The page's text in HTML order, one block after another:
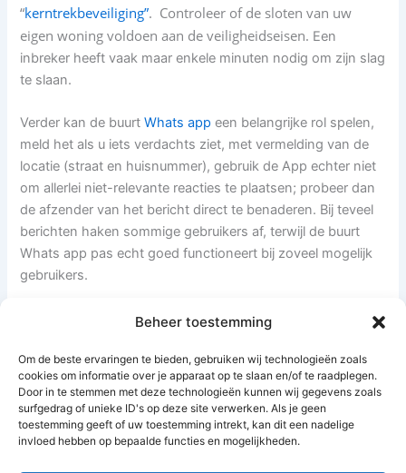
Beheer toestemming
Om de beste ervaringen te bieden, gebruiken wij technologieën zoals
cookies om informatie over je apparaat op te slaan en/of te raadplegen.
Door in te stemmen met deze technologieën kunnen wij gegevens zoals
surfgedrag of unieke ID's op deze site verwerken. Als je geen
toestemming geeft of uw toestemming intrekt, kan dit een nadelige
invloed hebben op bepaalde functies en mogelijkheden.
“kerntrekbeveiliging”. Controleer of de sloten van uw
eigen woning voldoen aan de veiligheidseisen. Een
inbreker heeft vaak maar enkele minuten nodig om zijn slag
te slaan.
Verder kan de buurtWhats app een belangrijke rol spelen,
meld het als u iets verdachts ziet, met vermelding van de
locatie (straat en huisnummer), gebruik de App echter niet
om allerlei niet-relevante reacties te plaatsen; probeer dan
de afzender van het bericht direct te benaderen. Bij teveel
berichten haken sommige gebruikers af, terwijl de buurt
Whats app pas echt goed functioneert bij zoveel mogelijk
gebruikers.
Wij wensen u een fijne, zonnige en veilige zomer,
Wijkraad Stichting Hoofddorp Noord
VORIGE VOLGENDE